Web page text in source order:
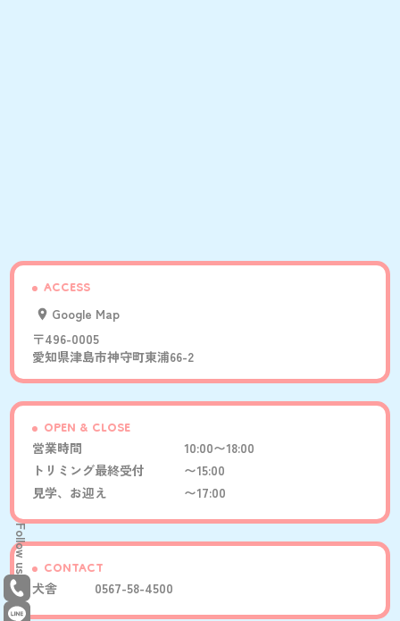
Follow us
ACCESS
Google Map
〒496-0005
愛知県津島市神守町東浦66-2
OPEN & CLOSE
営業時間
10:00〜18:00
トリミング最終受付
〜15:00
見学、お迎え
〜17:00
CONTACT
犬舎 0567-58-4500